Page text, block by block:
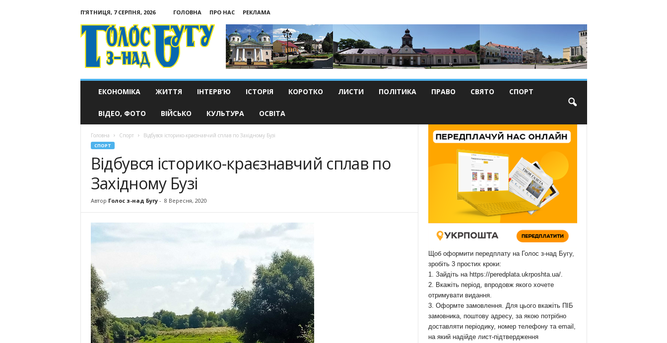
П’ЯТНИЦЯ, 7 СЕРПНЯ, 2026 ГОЛОВНА ПРО НАС
РЕКЛАМА
Голос
з-
ЕКОНОМІКА ЖИТТЯ ІНТЕРВ’Ю ІСТОРІЯ КОРОТКО ЛИСТИ ПОЛІТИКА ПРАВО СВЯТО СПОРТ
ВІДЕО, ФОТО ВІЙСЬКО КУЛЬТУРА ОСВІТА
Головна Спорт Відбувся історико-краєзнавчий сплав по Західному Бузі
СПОРТ
Відбувся історико-краєзнавчий сплав по
Західному Бузі
Автор Голос з-над Бугу- 8 Вересня, 2020
Щоб оформити передплату на Голос з-над Бугу,
зробіть 3 простих кроки:
1. Зайдіть на https://peredplata.ukrposhta.ua/.
2. Вкажіть період, впродовж якого хочете
отримувати видання.
3. Оформте замовлення. Для цього вкажіть ПІБ
замовника, поштову адресу, за якою потрібно
доставляти періодику, номер телефону та email,
на який надійде лист-підтвердження